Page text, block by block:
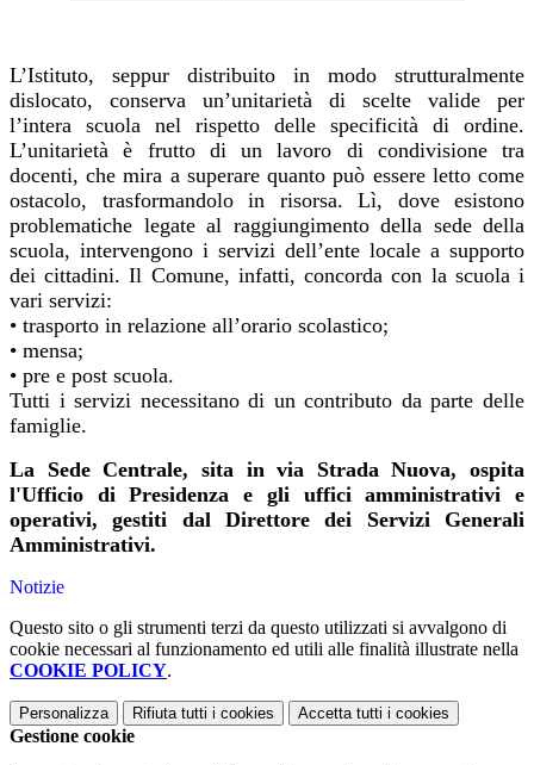
L’Istituto, seppur distribuito in modo strutturalmente
dislocato, conserva un’unitarietà di scelte valide per
l’intera scuola nel rispetto delle specificità di ordine.
L’unitarietà è frutto di un lavoro di condivisione tra
docenti, che mira a superare quanto può essere letto come
ostacolo, trasformandolo in risorsa. Lì, dove esistono
problematiche legate al raggiungimento della sede della
scuola, intervengono i servizi dell’ente locale a supporto
dei cittadini. Il Comune, infatti, concorda con la scuola i
vari servizi:
• trasporto in relazione all’orario scolastico;
• mensa;
• pre e post scuola.
Tutti i servizi necessitano di un contributo da parte delle
famiglie.
La Sede Centrale, sita in via Strada Nuova, ospita
l'Ufficio di Presidenza e gli uffici amministrativi e
operativi, gestiti dal Direttore dei Servizi Generali
Amministrativi.
Notizie
Questo sito o gli strumenti terzi da questo utilizzati si avvalgono di
cookie necessari al funzionamento ed utili alle finalità illustrate nella
COOKIE POLICY.
Personalizza Rifiuta tutti i cookies Accetta tutti i cookies
Gestione cookie